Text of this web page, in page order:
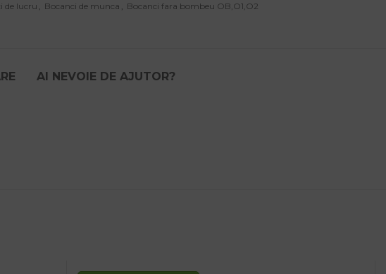
de lucru , Bocanci de munca , Bocanci fara bombeu OB,O1,O2
AI NEVOIE DE AJUTOR?